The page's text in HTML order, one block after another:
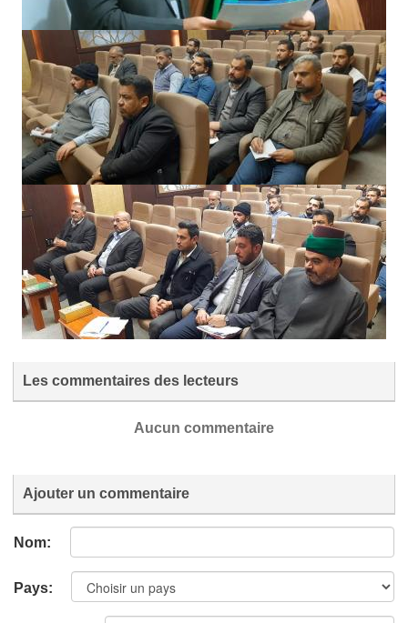
Les commentaires des lecteurs
Aucun commentaire
Ajouter un commentaire
Nom:
Pays: